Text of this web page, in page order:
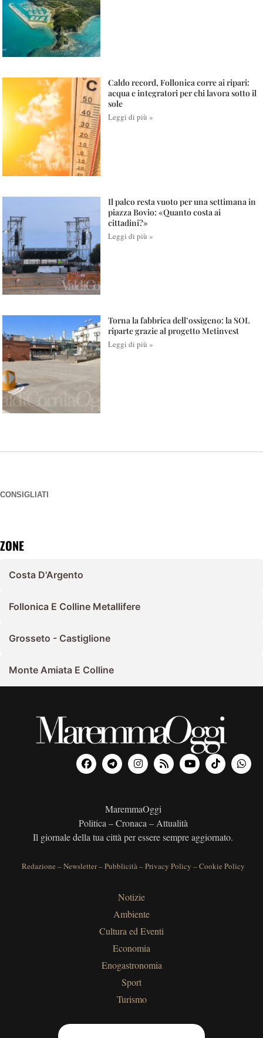
Caldo record, Follonica corre ai ripari:
acqua e integratori per chi lavora sotto il
sole
Leggi di più »
Il palco resta vuoto per una settimana in
piazza Bovio: «Quanto costa ai
cittadini?»
Leggi di più »
Torna la fabbrica dell’ossigeno: la SOL
riparte grazie al progetto Metinvest
Leggi di più »
CONSIGLIATI
ZONE
Costa D'Argento
Follonica E Colline Metallifere
Grosseto - Castiglione
Monte Amiata E Colline
MaremmaOggi
Politica – Cronaca – Attualità
Il giornale della tua città per essere sempre aggiornato.
Redazione –Newsletter–Pubblicità–Privacy Policy –Cookie Policy
Notizie
Ambiente
Cultura ed Eventi
Economia
Enogastronomia
Sport
Turismo